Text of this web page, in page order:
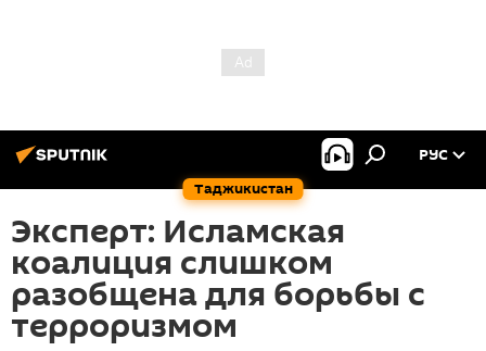
Таджикистан
РУС
Эксперт: Исламская
коалиция слишком
разобщена для борьбы с
терроризмом